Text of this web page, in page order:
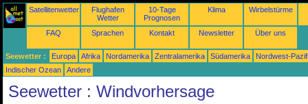
Satellitenwetter
Flughafen
Wetter
10-Tage
Prognosen
Klima Wirbelstürme
FAQ Sprachen Kontakt Newsletter Über uns
Seewetter : Europa Afrika Nordamerika Zentralamerika Südamerika
Nordwest-
Indischer Ozean
Andere
Seewetter : Windvorhersage